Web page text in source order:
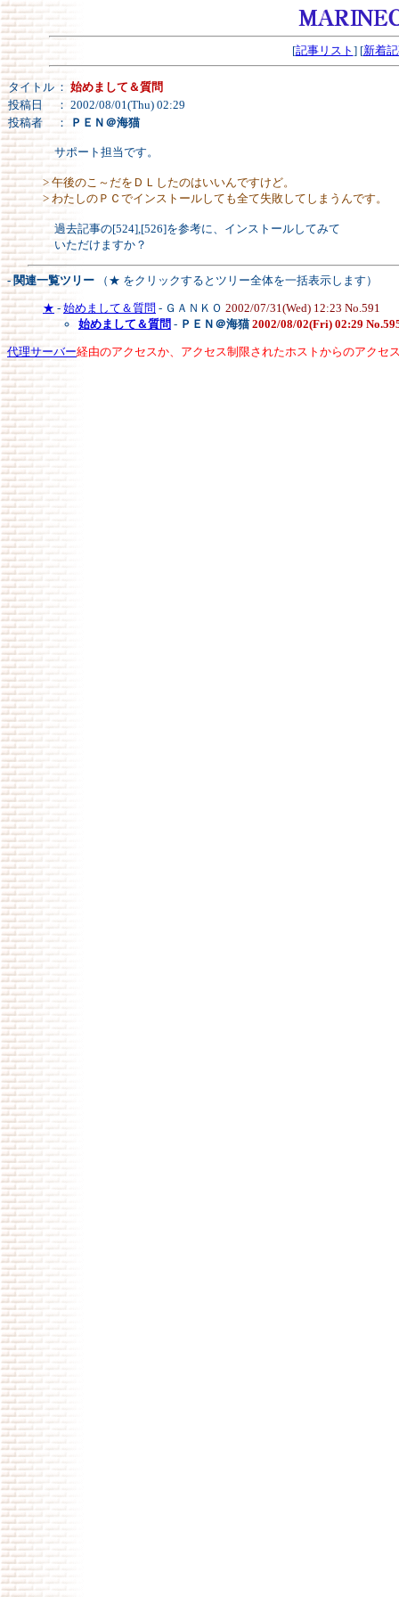
[記事リスト ] [新着
タイトル ： 始めまして＆質問
投稿日
： 2002/08/01(Thu) 02:29
投稿者
： ＰＥＮ＠海猫
サポート担当です。
> 午後のこ～だをＤＬしたのはいいんですけど。
> わたしのＰＣでインストールしても全て失敗してしまうんです。
過去記事の[524],[526]を参考に、インストールしてみて
いただけますか？
- 関連一覧ツリー （★ をクリックするとツリー全体を一括表示します）
★ - 始めまして＆質問 - ＧＡＮＫＯ 2002/07/31(Wed) 12:23 No.591
始めまして＆質問 - ＰＥＮ＠海猫 2002/08/02(Fri) 02:29
代理サーバー経由のアクセスか、アクセス制限されたホストからのアクセ